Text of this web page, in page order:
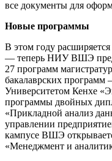
все документы для
Новые программы
В этом году
— теперь НИУ ВШЭ
27 программ
бакалаврских
Университетом Кенхе
программы двойных
«Прикладной анализ
управлении
кампусе ВШЭ
«Менеджмент и